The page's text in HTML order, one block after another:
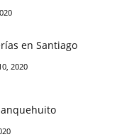
en Santiago
2020